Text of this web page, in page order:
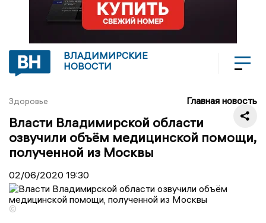
ВЛАДИМИРСКИЕ
НОВОСТИ
Здоровье Главная новость
Власти Владимирской области
озвучили объём медицинской помощи,
полученной из Москвы
02/06/2020 19:30
©